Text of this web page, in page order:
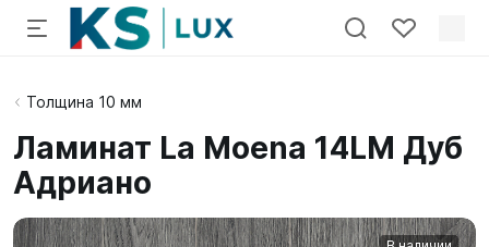
Толщина 10 мм
Ламинат La Moena 14LM Дуб
Адриано